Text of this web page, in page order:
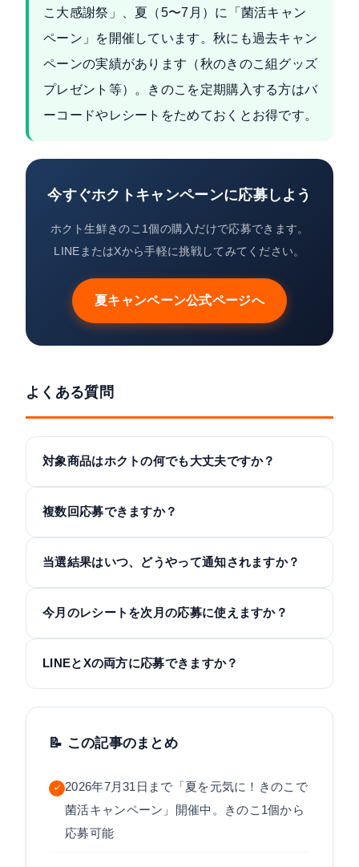
こ大感謝祭」、夏（5〜7月）に「菌活キャン
ペーン」を開催しています。秋にも過去キャン
ペーンの実績があります（秋のきのこ組グッズ
プレゼント等）。きのこを定期購入する方はバ
ーコードやレシートをためておくとお得です。
今すぐホクトキャンペーンに応募しよう
ホクト生鮮きのこ1個の購入だけで応募できます。
LINEまたはXから手軽に挑戦してみてください。
夏キャンペーン公式ページへ
よくある質問
対象商品はホクトの何でも大丈夫ですか？
複数回応募できますか？
当選結果はいつ、どうやって通知されますか？
今月のレシートを次月の応募に使えますか？
LINEとXの両方に応募できますか？
📝 この記事のまとめ
✓
2026年7月31日まで「夏を元気に！きのこで
菌活キャンペーン」開催中。きのこ1個から
応募可能